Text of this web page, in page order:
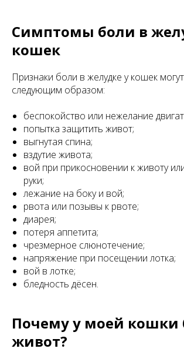
Симптомы боли в
кошек
Признаки боли в желудке у кошек
следующим образом:
беспокойство или нежелание
попытка защитить живот;
выгнутая спина;
вздутие живота;
вой при прикосновении к животу
руки;
лежание на боку и вой;
рвота или позывы к рвоте;
диарея;
потеря аппетита;
чрезмерное слюнотечение;
напряжение при посещении лотка;
вой в лотке;
бледность дёсен.
Почему у моей кошки
живот?